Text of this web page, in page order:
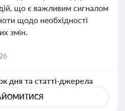
що є важливим сигналом
щодо необхідності
змін.
дня та статті-джерела